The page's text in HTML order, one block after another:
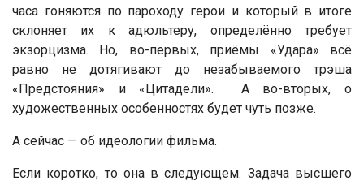
часа гоняются по пароходу герои и который в итоге
склоняет их к адюльтеру, определённо требует
экзорцизма. Но, во-первых, приёмы «Удара» всё
равно не дотягивают до незабываемого трэша
«Предстояния» и «Цитадели». А во-вторых, о
художественных особенностях будет чуть позже.
А сейчас — об идеологии фильма.
Если коротко, то она в следующем. Задача высшего